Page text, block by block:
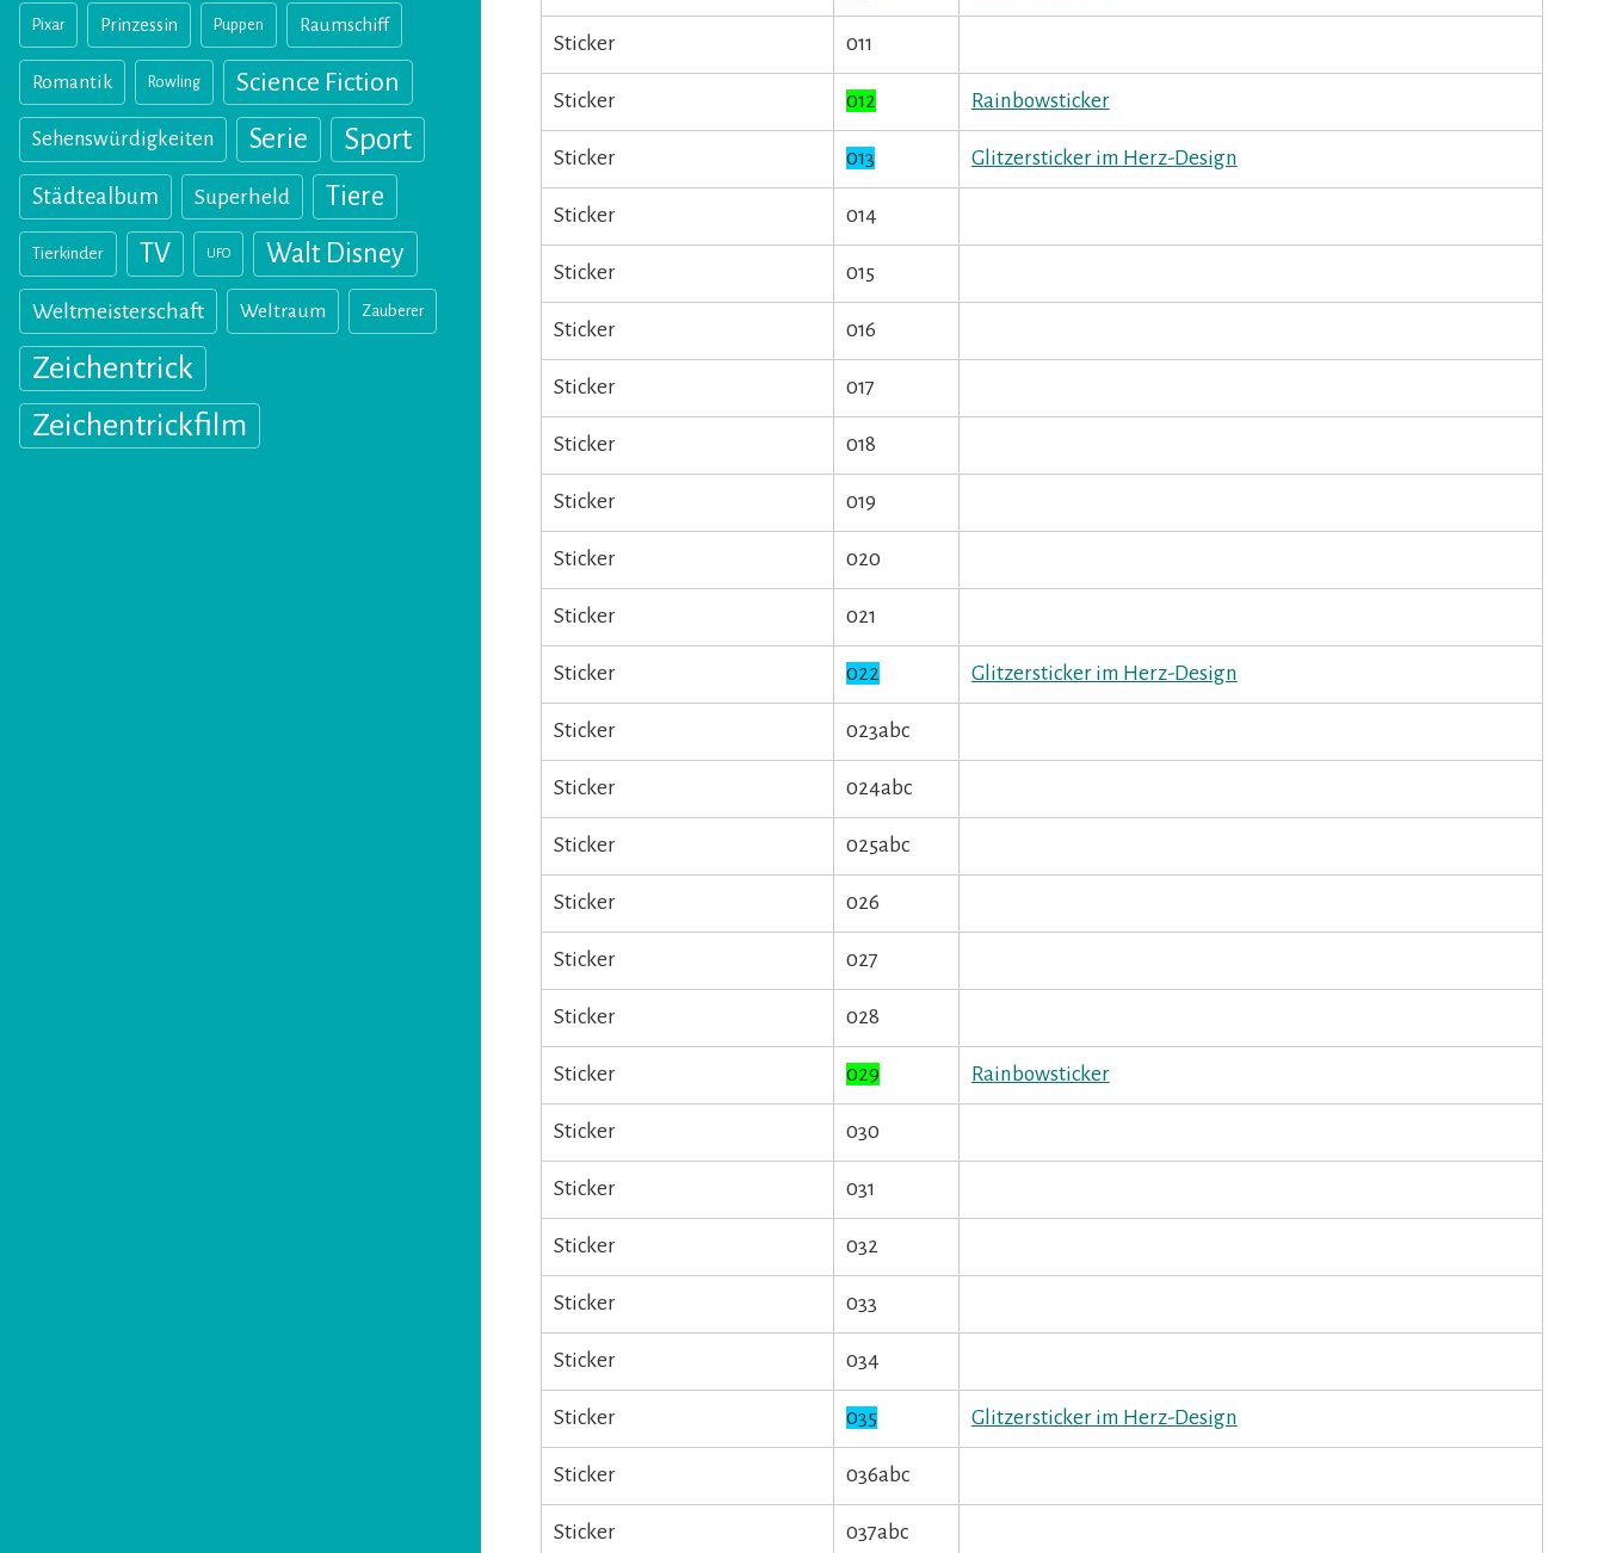
Pixar Prinzessin Puppen Raumschiff
Romantik Rowling Science Fiction
Sehenswürdigkeiten Serie Sport
Städtealbum Superheld Tiere
Tierkinder TV UFO Walt Disney
Weltmeisterschaft Weltraum Zauberer
Zeichentrick
Zeichentrickfilm
Sticker 011
Sticker 012 Rainbowsticker
Sticker 013 Glitzersticker im Herz-Design
Sticker 014
Sticker 015
Sticker 016
Sticker 017
Sticker 018
Sticker 019
Sticker 020
Sticker 021
Sticker 022 Glitzersticker im Herz-Design
Sticker 023abc
Sticker 024abc
Sticker 025abc
Sticker 026
Sticker 027
Sticker 028
Sticker 029 Rainbowsticker
Sticker 030
Sticker 031
Sticker 032
Sticker 033
Sticker 034
Sticker 035 Glitzersticker im Herz-Design
Sticker 036abc
Sticker 037abc